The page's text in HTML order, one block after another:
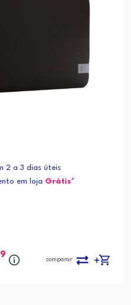
2 a 3 dias úteis
em loja Grátis*
comparar